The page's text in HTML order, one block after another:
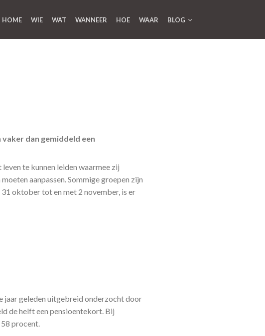
HOME WIE WAT WANNEER HOE WAAR BLOG
dan gemiddeld een
te kunnen leiden waarmee zij
aanpassen. Sommige groepen zijn
oktober tot en met 2 november, is er
jaar geleden uitgebreid onderzocht door
de helft een pensioentekort. Bij
procent.